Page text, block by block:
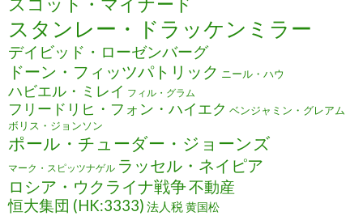
スタンレー・ドラッケンミラー
デイビッド・ローゼンバーグ
ドーン・フィッツパトリック ニール・ハウ
ハビエル・ミレイ フィル・グラム
フリードリヒ・フォン・ハイエク ベンジャミン・グレアム
ボリス・ジョンソン
ポール・チューダー・ジョーンズ
マーク・スピッツナゲル ラッセル・ネイピア
ロシア・ウクライナ戦争不動産
恒大集団 (HK:3333) 法人税黄国松